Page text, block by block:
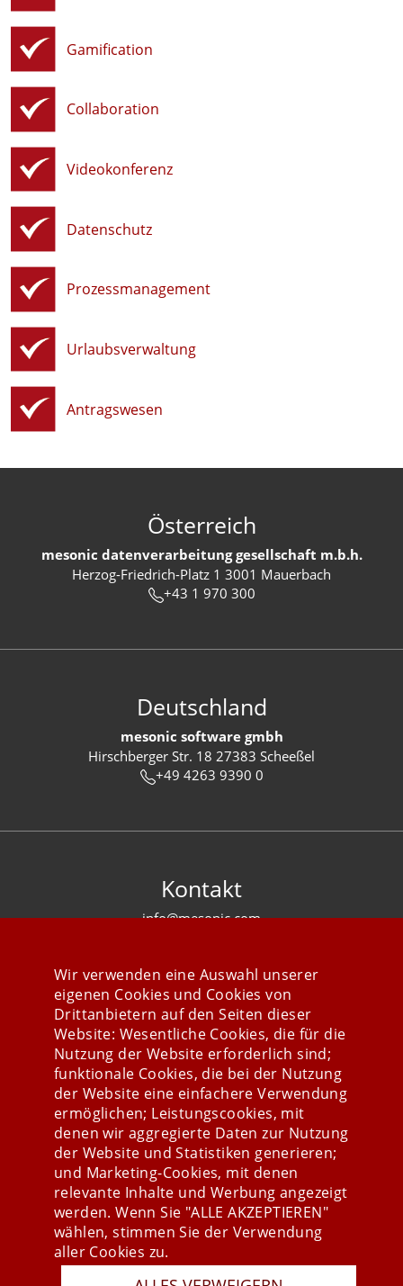
Gamification
Collaboration
Videokonferenz
Datenschutz
Prozessmanagement
Urlaubsverwaltung
Antragswesen
Österreich
mesonic datenverarbeitung gesellschaft m.b.h.
Herzog-Friedrich-Platz 1 3001 Mauerbach
+43 1 970 300
Deutschland
mesonic software gmbh
Hirschberger Str. 18 27383 Scheeßel
+49 4263 9390 0
Kontakt
info@mesonic.com
Stay connected
Wir verwenden eine Auswahl unserer
eigenen Cookies und Cookies von
Drittanbietern auf den Seiten dieser
Website: Wesentliche Cookies, die für die
Nutzung der Website erforderlich sind;
funktionale Cookies, die bei der Nutzung
der Website eine einfachere Verwendung
ermöglichen; Leistungscookies, mit
denen wir aggregierte Daten zur Nutzung
der Website und Statistiken generieren;
und Marketing-Cookies, mit denen
relevante Inhalte und Werbung angezeigt
werden. Wenn Sie "ALLE AKZEPTIEREN"
wählen, stimmen Sie der Verwendung
aller Cookies zu.